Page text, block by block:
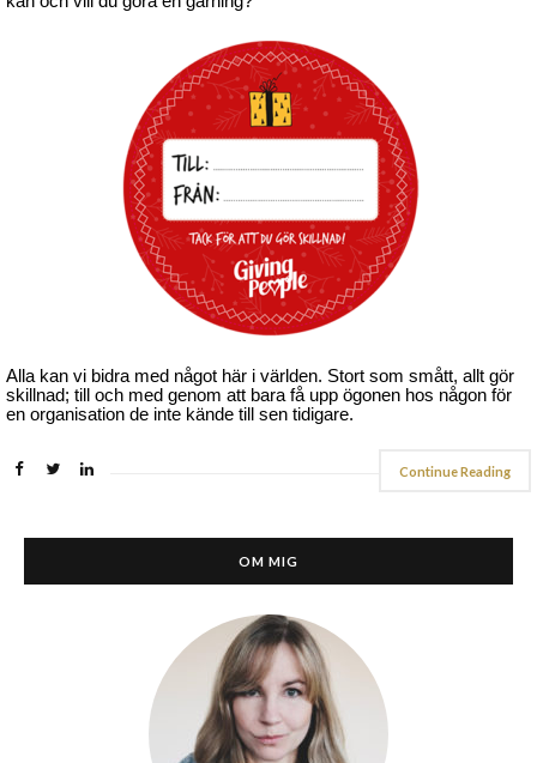
Alla kan vi bidra med något här i världen. Stort som smått, allt gör
skillnad; till och med genom att bara få upp ögonen hos någon för
en organisation de inte kände till sen tidigare.
Continue Reading
OM MIG